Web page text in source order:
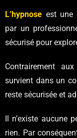
L’hypnose est une
par un
sécurisé pour
Contrairement
survient dans un
reste sécurisée et
Il n’existe aucune
rien. Par